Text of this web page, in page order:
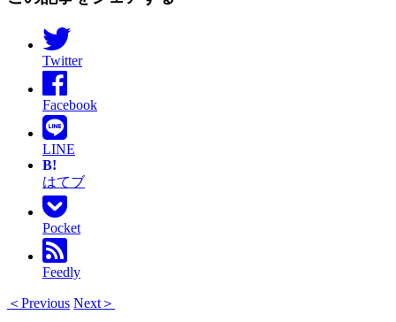
Twitter
Facebook
LINE
B!
はてブ
Pocket
Feedly
＜Previous Next＞